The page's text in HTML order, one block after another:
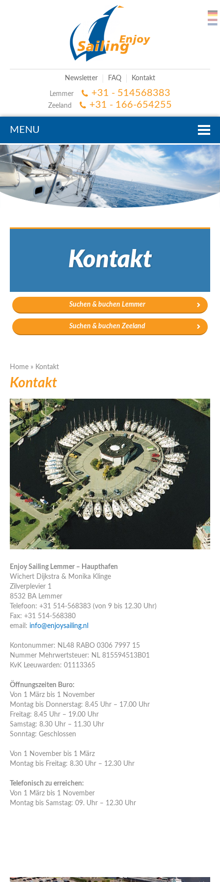
Newsletter FAQ Kontakt
Lemmer +31 - 514568383
Zeeland +31 - 166-654255
MENU
Kontakt
Suchen & buchen Lemmer
Suchen & buchen Zeeland
Home » Kontakt
Kontakt
Enjoy Sailing Lemmer – Haupthafen
Wichert Dijkstra & Monika Klinge
Zilverplevier 1
8532 BA Lemmer
Telefoon: +31 514-568383 (von 9 bis 12.30 Uhr)
Fax: +31 514-568380
email: info@enjoysailing.nl
Kontonummer: NL48 RABO 0306 7997 15
Nummer Mehrwertsteuer: NL 815594513B01
KvK Leeuwarden: 01113365
Öffnungszeiten Buro:
Von 1 März bis 1 November
Montag bis Donnerstag: 8.45 Uhr – 17.00 Uhr
Freitag: 8.45 Uhr – 19.00 Uhr
Samstag: 8.30 Uhr – 11.30 Uhr
Sonntag: Geschlossen
Von 1 November bis 1 März
Montag bis Freitag: 8.30 Uhr – 12.30 Uhr
Telefonisch zu erreichen:
Von 1 März bis 1 November
Montag bis Samstag: 09. Uhr – 12.30 Uhr